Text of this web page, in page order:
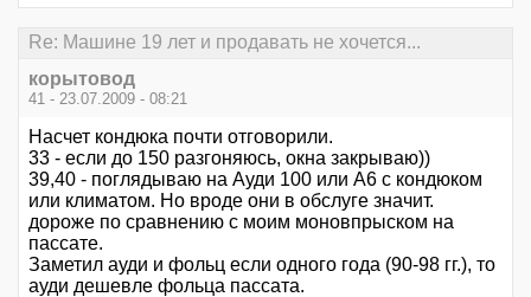
Re: Машине 19 лет и продавать не хочется...
корытовод
41 - 23.07.2009 - 08:21
Насчет кондюка почти отговорили.
33 - если до 150 разгоняюсь, окна закрываю))
39,40 - поглядываю на Ауди 100 или А6 с кондюком
или климатом. Но вроде они в обслуге значит.
дороже по сравнению с моим моновпрыском на
пассате.
Заметил ауди и фольц если одного года (90-98 гг.), то
ауди дешевле фольца пассата.